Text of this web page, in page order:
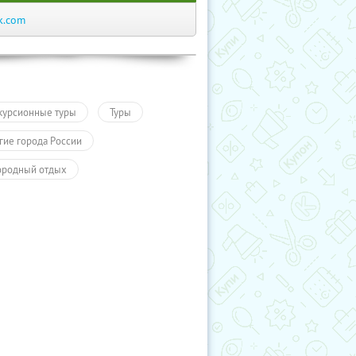
туры Туры
города России
отдых